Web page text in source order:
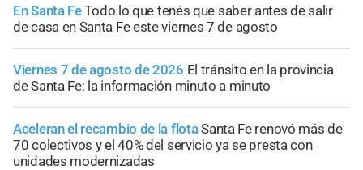
En Santa FeTodo lo que tenés que saber antes de salir
de casa en Santa Fe este viernes 7 de agosto
Viernes 7 de agosto de 2026 El tránsito en la provincia
de Santa Fe; la información minuto a minuto
Aceleran el recambio de la flotaSanta Fe renovó más de
70 colectivos y el 40% del servicio ya se presta con
unidades modernizadas